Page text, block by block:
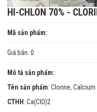
HI-CHLON 70% -
Mã sản phẩm:
Giá bán: 0
Mô tả sản phẩm:
Tên sản phẩm: Clorine,
CTHH : Ca(ClO)2